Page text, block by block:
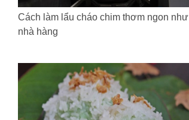
Cách làm lẩu cháo chim thơm ngon như
nhà hàng